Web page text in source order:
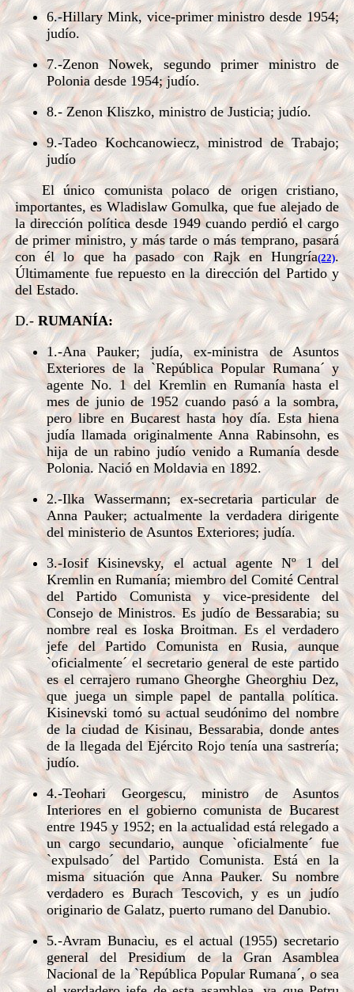
6.-Hillary Mink, vice-primer ministro desde 1954;
judío.
7.-Zenon Nowek, segundo primer ministro de
Polonia desde 1954; judío.
8.- Zenon Kliszko, ministro de Justicia; judío.
9.-Tadeo Kochcanowiecz, ministrod de Trabajo;
judío
El único comunista polaco de origen cristiano,
importantes, es Wladislaw Gomulka, que fue alejado de
la dirección política desde 1949 cuando perdió el cargo
de primer ministro, y más tarde o más temprano, pasará
con él lo que ha pasado con Rajk en Hungría(22).
Últimamente fue repuesto en la dirección del Partido y
del Estado.
D.- RUMANÍA:
1.-Ana Pauker; judía, ex-ministra de Asuntos
Exteriores de la `República Popular Rumana´ y
agente No. 1 del Kremlin en Rumanía hasta el
mes de junio de 1952 cuando pasó a la sombra,
pero libre en Bucarest hasta hoy día. Esta hiena
judía llamada originalmente Anna Rabinsohn, es
hija de un rabino judío venido a Rumanía desde
Polonia. Nació en Moldavia en 1892.
2.-Ilka Wassermann; ex-secretaria particular de
Anna Pauker; actualmente la verdadera dirigente
del ministerio de Asuntos Exteriores; judía.
3.-Iosif Kisinevsky, el actual agente Nº 1 del
Kremlin en Rumanía; miembro del Comité Central
del Partido Comunista y vice-presidente del
Consejo de Ministros. Es judío de Bessarabia; su
nombre real es Ioska Broitman. Es el verdadero
jefe del Partido Comunista en Rusia, aunque
`oficialmente´ el secretario general de este partido
es el cerrajero rumano Gheorghe Gheorghiu Dez,
que juega un simple papel de pantalla política.
Kisinevski tomó su actual seudónimo del nombre
de la ciudad de Kisinau, Bessarabia, donde antes
de la llegada del Ejército Rojo tenía una sastrería;
judío.
4.-Teohari Georgescu, ministro de Asuntos
Interiores en el gobierno comunista de Bucarest
entre 1945 y 1952; en la actualidad está relegado a
un cargo secundario, aunque `oficialmente´ fue
`expulsado´ del Partido Comunista. Está en la
misma situación que Anna Pauker. Su nombre
verdadero es Burach Tescovich, y es un judío
originario de Galatz, puerto rumano del Danubio.
5.-Avram Bunaciu, es el actual (1955) secretario
general del Presidium de la Gran Asamblea
Nacional de la `República Popular Rumana´, o sea